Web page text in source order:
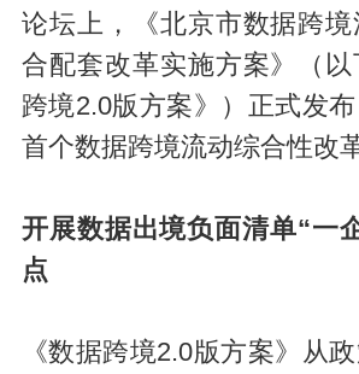
论坛上，《北京市数据跨
合配套改革实施方案》（
跨境2.0版方案》）正式发
首个数据跨境流动综合性改
开展数据出境负面清单“一
点
《数据跨境2.0版方案》从